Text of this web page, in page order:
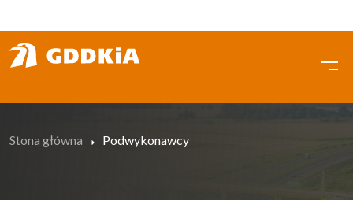
do
treści
Stona główna Podwykonawcy